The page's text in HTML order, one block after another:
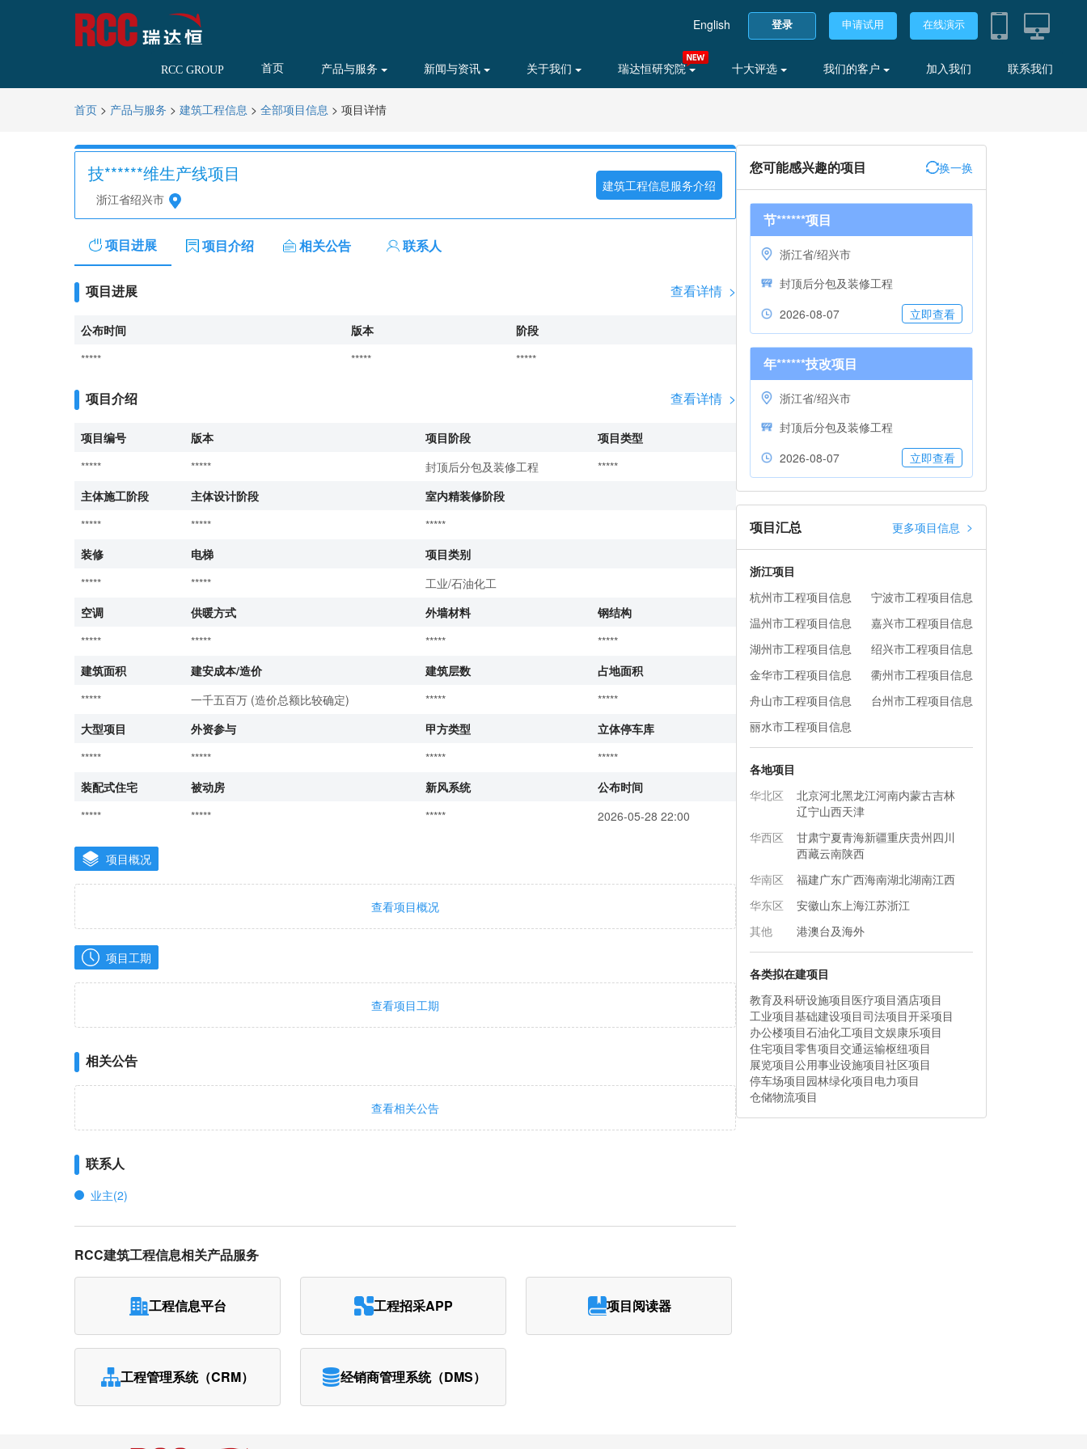
English 登录 申请试用 在线演示
RCC GROUP 首页 产品与服务 新闻与资讯 关于我们 瑞达恒研究院 十大评选 我们的客户 加入我们 联系我们
首页 > 产品与服务 > 建筑工程信息 > 全部项目信息 > 项目详情
技******维生产线项目
浙江省绍兴市
建筑工程信息服务介绍
项目进展 项目介绍 相关公告 联系人
项目进展 查看详情 >
公布时间 版本
阶段
*****
***** *****
项目介绍 查看详情 >
项目编号 版本 项目阶段
项目类型
*****
***** 封顶后分包及装修工程
*****
主体施工阶段
主体设计阶段
室内精装修阶段
*****
*****
*****
装修
电梯
项目类别
*****
*****
工业/石油化工
空调
供暖方式 外墙材料
钢结构
*****
***** *****
*****
建筑面积
建安成本/造价 建筑层数
占地面积
*****
一千五百万 (造价总额比较确定) *****
*****
大型项目
外资参与 甲方类型
立体停车库
*****
***** *****
*****
装配式住宅
被动房 新风系统
公布时间
*****
***** ***** 2026-05-28 22:00
项目概况
查看项目概况
项目工期
查看项目工期
相关公告
查看相关公告
联系人
业主(2)
RCC建筑工程信息相关产品服务
工程信息平台 工程招采APP 项目阅读器
工程管理系统（CRM） 经销商管理系统（DMS）
您可能感兴趣的项目 换一换
节******项目
浙江省/绍兴市
封顶后分包及装修工程
2026-08-07
立即查看
年******技改项目
浙江省/绍兴市
封顶后分包及装修工程
2026-08-07
立即查看
项目汇总 更多项目信息 >
浙江项目
杭州市工程项目信息
宁波市工程项目信息
温州市工程项目信息
嘉兴市工程项目信息
湖州市工程项目信息
绍兴市工程项目信息
金华市工程项目信息
衢州市工程项目信息
舟山市工程项目信息
台州市工程项目信息
丽水市工程项目信息
各地项目
华北区
北京河北黑龙江河南内蒙古吉林
辽宁山西天津
华西区
甘肃宁夏青海新疆重庆贵州四川
西藏云南陕西
华南区
福建广东广西海南湖北湖南江西
华东区
安徽山东上海江苏浙江
其他
港澳台及海外
各类拟在建项目
教育及科研设施项目医疗项目酒店项目
工业项目基础建设项目司法项目开采项目
办公楼项目石油化工项目文娱康乐项目
住宅项目零售项目交通运输枢纽项目
展览项目公用事业设施项目社区项目
停车场项目园林绿化项目电力项目
仓储物流项目